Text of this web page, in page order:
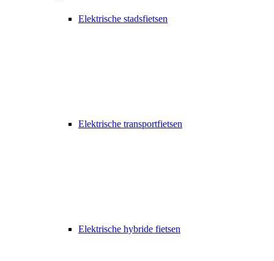
Elektrische stadsfietsen
Elektrische transportfietsen
Elektrische hybride fietsen